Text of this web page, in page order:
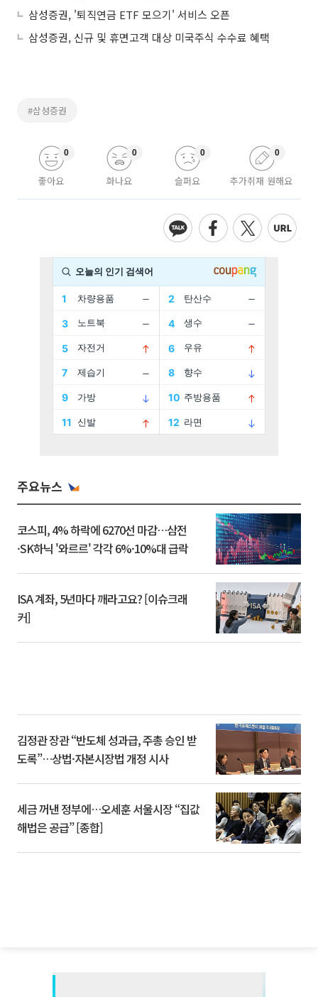
삼성증권, '퇴직연금 ETF 모으기' 서비스 오픈
삼성증권, 신규 및 휴면고객 대상 미국주식 수수료 혜택
#삼성증권
좋아요
0
화나요
0
슬퍼요
0
추가취재 원해요
0
주요뉴스
코스피, 4% 하락에 6270선 마감…삼전
·SK하닉 '와르르' 각각 6%·10%대 급락
ISA 계좌, 5년마다 깨라고요? [이슈크래
커]
김정관 장관 “반도체 성과급, 주총 승인 받
도록”…상법·자본시장법 개정 시사
세금 꺼낸 정부에…오세훈 서울시장 “집값
해법은 공급” [종합]